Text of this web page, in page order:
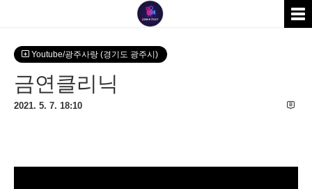
Youtube/광주사랑 (경기도 광주시)
금연클리닉
2021. 5. 7. 18:10